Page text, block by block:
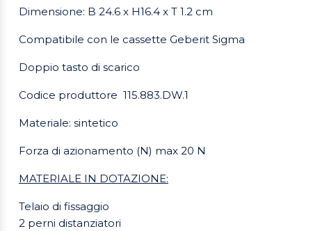
Dimensione: B 24.6 x H16.4 x T 1.2 cm
Compatibile con le cassette Geberit Sigma
Doppio tasto di scarico
Codice produttore 115.883.DW.1
Materiale: sintetico
Forza di azionamento (N) max 20 N
MATERIALE IN DOTAZIONE:
Telaio di fissaggio
2 perni distanziatori